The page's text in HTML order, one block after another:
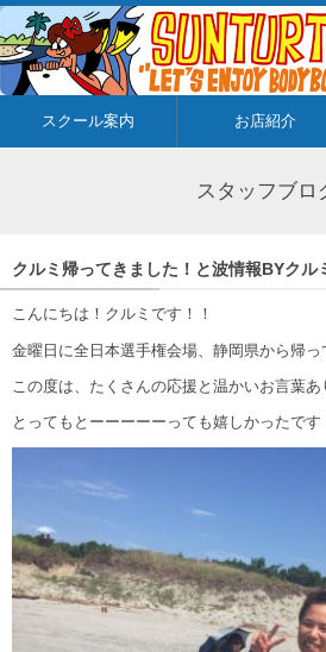
スクール案内 お店紹介
スタッフブロ
クルミ帰ってきました！と波情報BYクル
こんにちは！クルミです！！
金曜日に全日本選手権会場、静岡県から帰っ
この度は、たくさんの応援と温かいお言葉あ
とってもとーーーーーっても嬉しかったです